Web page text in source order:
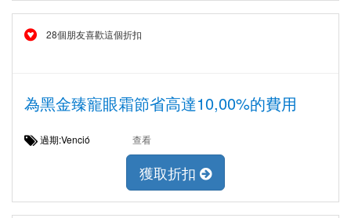
28個朋友喜歡這個折扣
為黑金臻寵眼霜節省高達10,00%的費用
過期:Venció 查看
獲取折扣